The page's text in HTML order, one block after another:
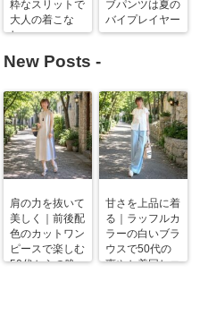
粋なスリットで
大人の着こな
し
ブパンツは夏の
バイプレイヤー
New Posts -
肩の力を抜いて
美しく｜前後配
色のカットワン
ピースで楽しむ
50代からの晩
甘さを上品に着
る｜ラッフルカ
ラーの白いブラ
ウスで50代の
爽やか着回しコ